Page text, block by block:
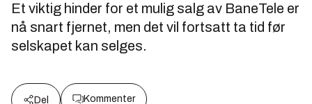
Et viktig hinder for et mulig salg av BaneTele er
nå snart fjernet, men det vil fortsatt ta tid før
selskapet kan selges.
Del Kommenter